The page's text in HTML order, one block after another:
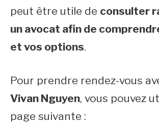
peut être utile de consulter
un avocat afin de
et vos options.
Pour prendre rendez-vous
Vivan Nguyen, vous pouvez
page suivante :